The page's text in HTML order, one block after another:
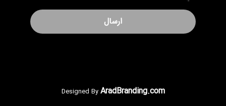
Designed ByAradBranding.com